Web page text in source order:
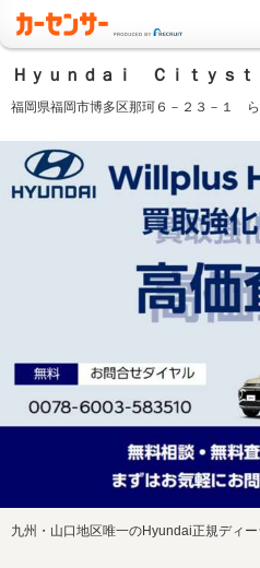
Ｈｙｕｎｄａｉ Ｃｉｔｙｓ
福岡県福岡市博多区那珂６－２３－１ ら
九州・山口地区唯一のHyundai正規ディ